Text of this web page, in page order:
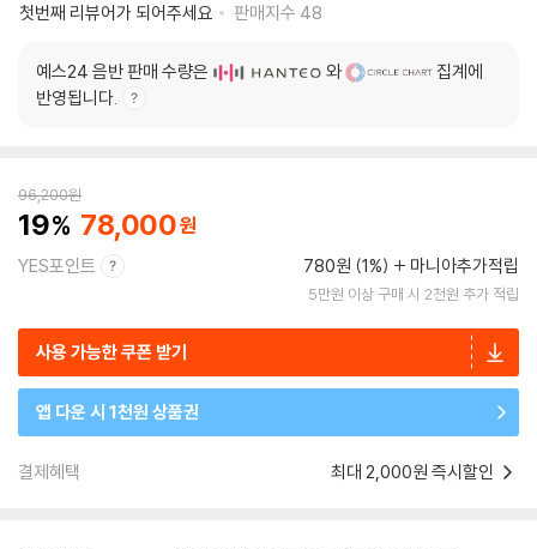
첫번째 리뷰어가 되어주세요
판매지수 48
예스24 음반 판매 수량은 와
집계에
반영됩니다.
96,200원
19 78,000
YES포인트 780원 (1%) 마니아추가적립
5만원 이상 구매 시 2천원 추가 적립
사용 가능한 쿠폰 받기
앱 다운 시 1천원 상품권
결제혜택 최대 2,000원 즉시할인